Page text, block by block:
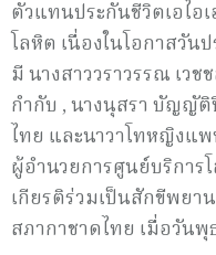
ตัวแทนประกันชีวิตเอไอ
โลหิต เนื่องในโอกาสวัน
มี นางสาววราวรรณ เวช
กำกับ , นางนุสรา บัญญั
ไทย และนาวาโทหญิง
ผู้อำนวยการศูนย์บริการ
เกียรติร่วมเป็นสักขีพย
สภากาชาดไทย เมื่อวัน